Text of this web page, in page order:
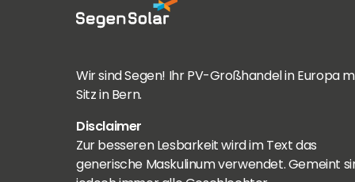
Wir sind Segen! Ihr PV-Großhandel in Europa
Sitz in Bern.
Disclaimer
Zur besseren Lesbarkeit wird im Text das
generische Maskulinum verwendet. Gemeint